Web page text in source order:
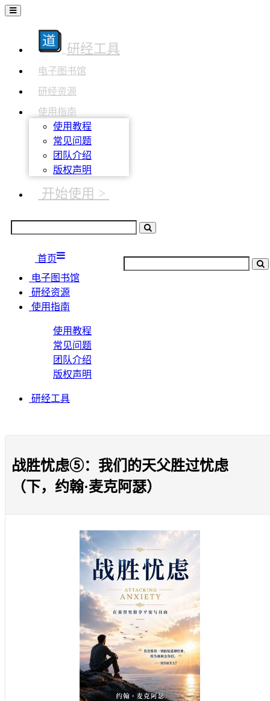
研经工具
电子图书馆
研经资源
使用指南
使用教程
常见问题
团队介绍
版权声明
开始使用 >
首页
电子图书馆
研经资源
使用指南
使用教程
常见问题
团队介绍
版权声明
研经工具
战胜忧虑⑤：我们的天父胜过忧虑
（下，约翰·麦克阿瑟）